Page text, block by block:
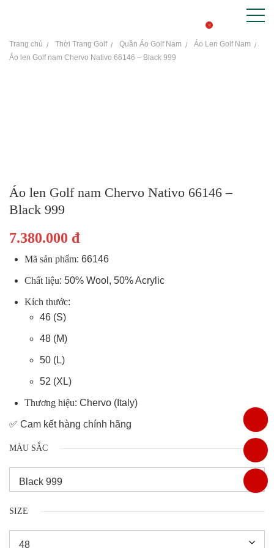
PHỤ KIỆN GOLF
ĐẠI SỨ THƯƠNG HIỆU
0
Trang chủ Thời Trang Golf Quần Áo Golf Nam
Áo Len Golf Nam
Áo len Golf nam Chervo Nativo 66146 – Black 999
Áo len Golf nam Chervo Nativo 66146 –
Black 999
7.380.000 đ
Mã sản phẩm: 66146
Chất liệu: 50% Wool, 50% Acrylic
Kích thước:
46 (S)
48 (M)
50 (L)
52 (XL)
Thương hiệu: Chervo (Italy)
✅ Cam kết hàng chính hãng
MÀU SẮC
SIZE